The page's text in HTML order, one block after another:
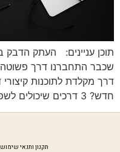
חדש? 3 דרכים שיכולים לשפר את מהירות המחשב שלכם
תקנון ותנאי שימוש